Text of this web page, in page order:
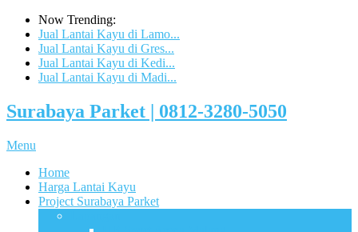
Now Trending:
Jual Lantai Kayu di Lamo...
Jual Lantai Kayu di Gres...
Jual Lantai Kayu di Kedi...
Jual Lantai Kayu di Madi...
Surabaya Parket | 0812-3280-5050
Menu
Home
Harga Lantai Kayu
Project Surabaya Parket